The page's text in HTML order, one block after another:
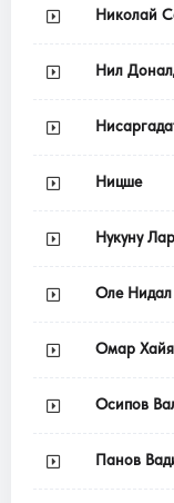
Николай
Нил
Ницше
Нукуну
Оле Нидал
Омар
Осипов
Панов